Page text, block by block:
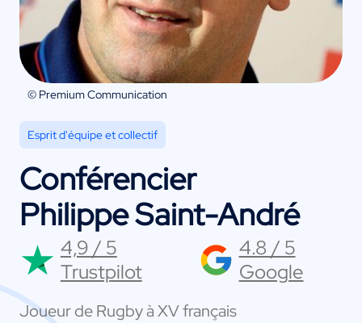
© Premium Communication
Esprit d'équipe et collectif
Conférencier
Philippe Saint-André
4,9 / 5
Trustpilot
4.8 / 5
Google
Joueur de Rugby à XV français